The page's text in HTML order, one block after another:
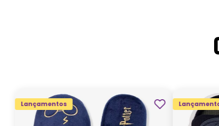
Lançamentos